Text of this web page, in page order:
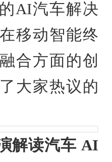
AI汽车解决
移动智能终
合方面的创
大家热议的
解读汽车 AI